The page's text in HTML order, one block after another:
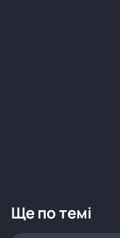
Ще по темі